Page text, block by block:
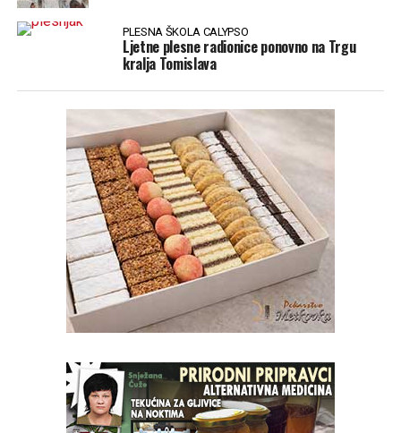
PLESNA ŠKOLA CALYPSO
Ljetne plesne radionice ponovno na Trgu
kralja Tomislava